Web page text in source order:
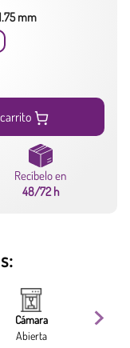
mm
Recíbelo en
48/72 h
Cámara
Abierta